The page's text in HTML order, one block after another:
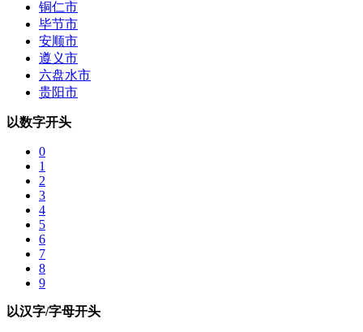
铜仁市
毕节市
安顺市
遵义市
六盘水市
贵阳市
以数字开头
0
1
2
3
4
5
6
7
8
9
以汉字/字母开头